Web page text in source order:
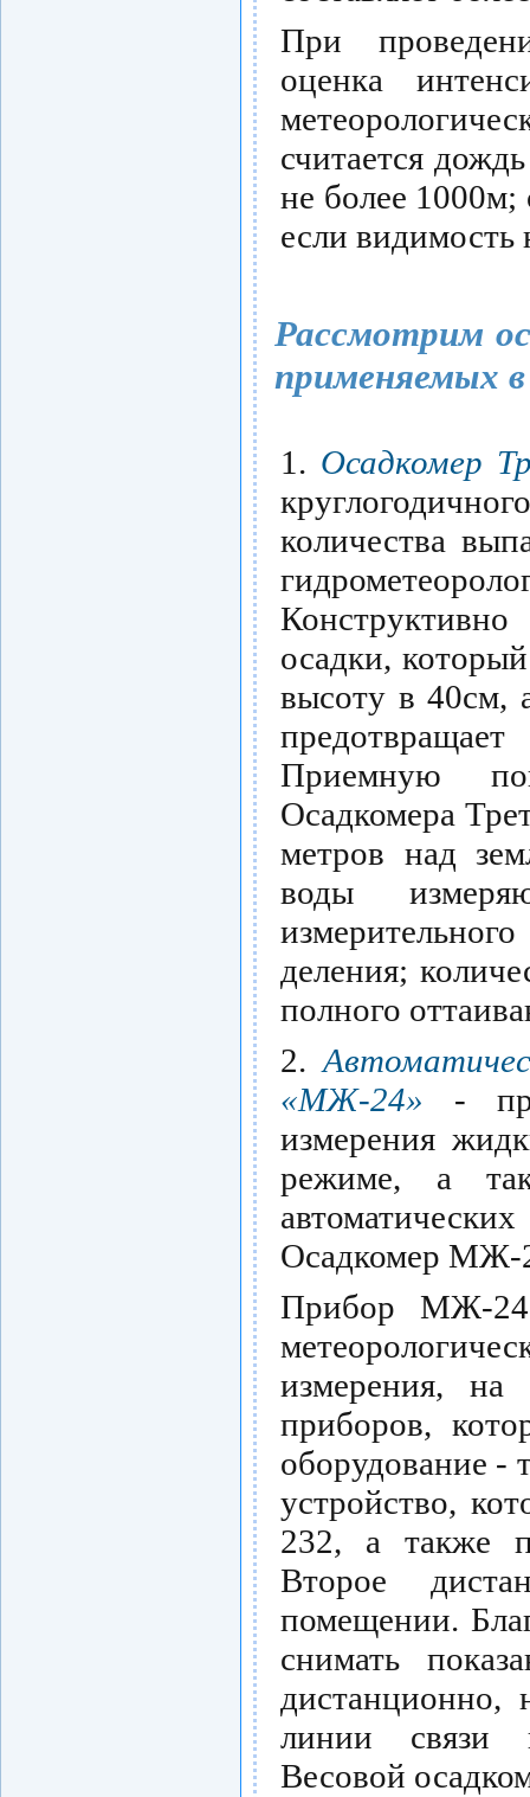
При
оценка
считается
не более 1000м;
если
Рассмотрим
применяемых
1. Осадкомер
количества
осадки,
высоту в 40см,
Приемную
Осадкомера
метров над
воды
деления;
полного
2.
«МЖ-24» -
измерения
режиме, а
Осадкомер МЖ-
Прибор МЖ-24
измерения, на
приборов,
оборудование -
устройство,
232, а также
Второе
помещении.
снимать
дистанционно,
линии связи
Весовой